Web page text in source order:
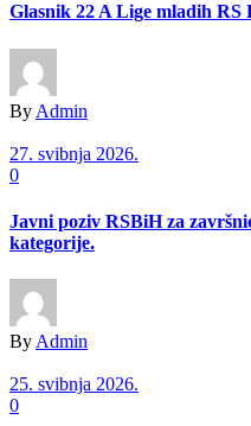
Glasnik 22 A Lige mladih RS
By Admin
27. svibnja 2026.
0
Javni poziv RSBiH za
kategorije.
By Admin
25. svibnja 2026.
0